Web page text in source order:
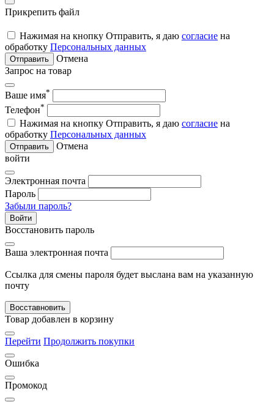
Прикрепить файл
Нажимая на кнопку Отправить, я даю согласие на
обработку Персональных данных
Отправить
Отмена
Запрос на товар
Ваше имя*
Телефон*
Нажимая на кнопку Отправить, я даю согласие на
обработку Персональных данных
Отправить
Отмена
войти
Электронная почта
Пароль
Забыли пароль?
Войти
Восстановить пароль
Ваша электронная почта
Ссылка для смены пароля будет выслана вам на указанную
почту
Восставновить
Товар добавлен в корзину
Перейти Продолжить покупки
Ошибка
Промокод